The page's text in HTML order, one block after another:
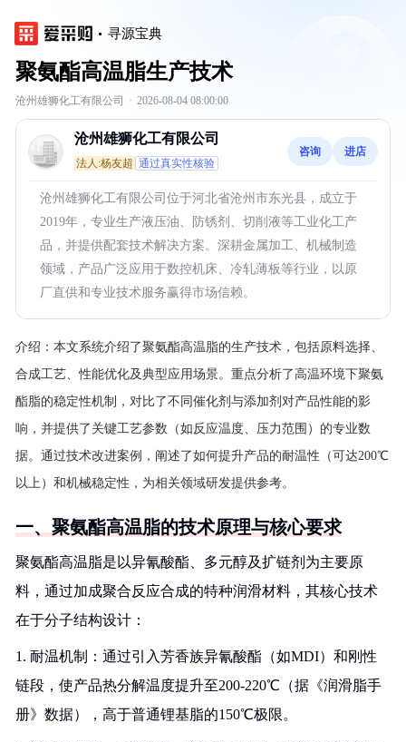
寻源宝典
聚氨酯高温脂生产技术
沧州雄狮化工有限公司 · 2026-08-04 08:00:00
沧州雄狮化工有限公司
法人:杨友超 通过真实性核验
咨询 进店
沧州雄狮化工有限公司位于河北省沧州市东光县，成立于
2019年，专业生产液压油、防锈剂、切削液等工业化工产
品，并提供配套技术解决方案。深耕金属加工、机械制造
领域，产品广泛应用于数控机床、冷轧薄板等行业，以原
厂直供和专业技术服务赢得市场信赖。
介绍： 本文系统介绍了聚氨酯高温脂的生产技术，包括原料选择、
合成工艺、性能优化及典型应用场景。重点分析了高温环境下聚氨
酯脂的稳定性机制，对比了不同催化剂与添加剂对产品性能的影
响，并提供了关键工艺参数（如反应温度、压力范围）的专业数
据。通过技术改进案例，阐述了如何提升产品的耐温性（可达200℃
以上）和机械稳定性，为相关领域研发提供参考。
一、聚氨酯高温脂的技术原理与核心要求
聚氨酯高温脂是以异氰酸酯、多元醇及扩链剂为主要原
料，通过加成聚合反应合成的特种润滑材料，其核心技术
在于分子结构设计：
1. 耐温机制：通过引入芳香族异氰酸酯（如MDI）和刚性
链段，使产品热分解温度提升至200-220℃（据《润滑脂手
册》数据），高于普通锂基脂的150℃极限。